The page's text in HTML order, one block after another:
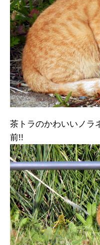
茶トラのかわいいノラ
前!!